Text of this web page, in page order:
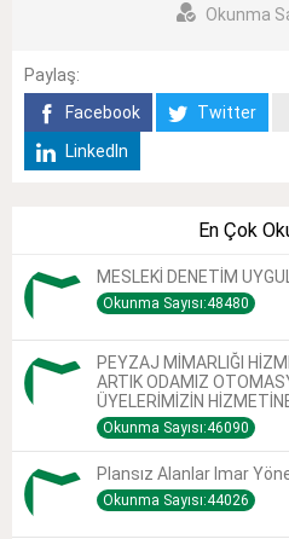
Okunma
Paylaş:
Facebook
Twitter
LinkedIn
En Çok
MESLEKİ DENETİM
Okunma Sayısı:48480
PEYZAJ MİMARLIĞI
ARTIK ODAMIZ
ÜYELERİMİZİN
Okunma Sayısı:46090
Plansız Alanlar Imar
Okunma Sayısı:44026